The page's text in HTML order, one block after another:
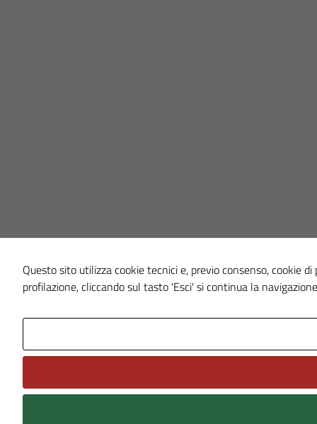
Questo sito utilizza cookie tecnici e, previo consenso, cookie
profilazione, cliccando sul tasto 'Esci' si continua la